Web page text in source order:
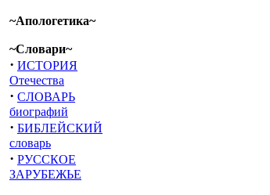
~Апологетика~
~Словари~
· ИСТОРИЯ
Отечества
· СЛОВАРЬ
биографий
· БИБЛЕЙСКИЙ
словарь
· РУССКОЕ
ЗАРУБЕЖЬЕ